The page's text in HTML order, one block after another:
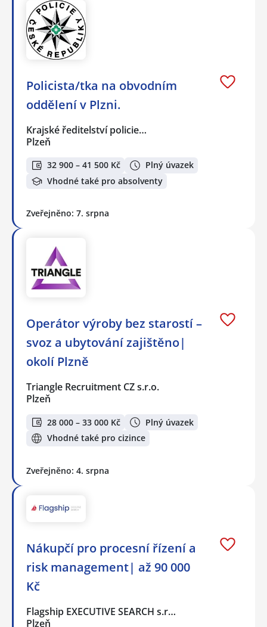
Policista/tka na obvodním
oddělení v Plzni.
Krajské ředitelství policie…
Plzeň
32 900 – 41 500 Kč
Plný úvazek
Vhodné také pro absolventy
Zveřejněno: 7. srpna
Operátor výroby bez starostí –
svoz a ubytování zajištěno|
okolí Plzně
Triangle Recruitment CZ s.r.o.
Plzeň
28 000 – 33 000 Kč
Plný úvazek
Vhodné také pro cizince
Zveřejněno: 4. srpna
Nákupčí pro procesní řízení a
risk management| až 90 000
Kč
Flagship EXECUTIVE SEARCH s.r…
Plzeň